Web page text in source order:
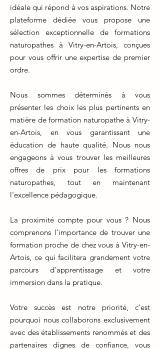
idéale qui répond à vos aspirations. Notre
plateforme dédiée vous propose une
sélection exceptionnelle de formations
naturopathes à Vitry-en-Artois, conçues
pour vous offrir une expertise de premier
ordre.
Nous sommes déterminés à vous
présenter les choix les plus pertinents en
matière de formation naturopathe à Vitry-
en-Artois, en vous garantissant une
éducation de haute qualité. Nous nous
engageons à vous trouver les meilleures
offres de prix pour les formations
naturopathes, tout en maintenant
l'excellence pédagogique.
La proximité compte pour vous ? Nous
comprenons l'importance de trouver une
formation proche de chez vous à Vitry-en-
Artois, ce qui facilitera grandement votre
parcours d'apprentissage et votre
immersion dans la pratique.
Votre succès est notre priorité, c'est
pourquoi nous collaborons exclusivement
avec des établissements renommés et des
partenaires dignes de confiance, vous